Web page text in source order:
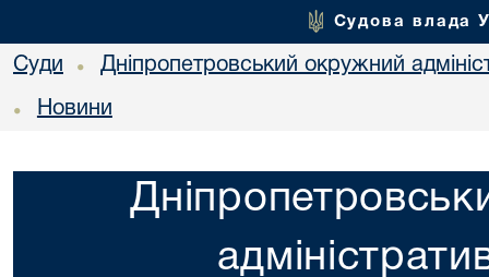
Судова влада
Суди • Дніпропетровський окружний
• Новини